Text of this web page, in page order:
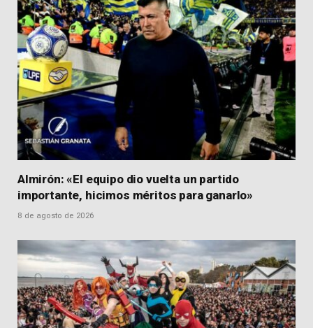
Almirón: «El equipo dio vuelta un partido
importante, hicimos méritos para ganarlo»
8 de agosto de 2026